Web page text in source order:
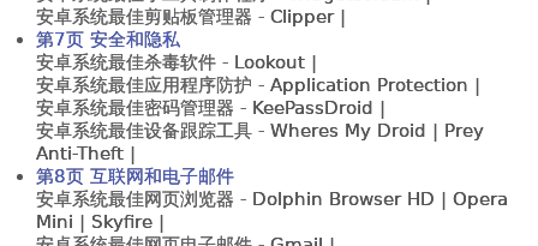
安卓系统最佳剪贴板管理器 -Clipper |
第7页 安全和隐私
安卓系统最佳杀毒软件 -Lookout |
安卓系统最佳应用程序防护 -Application Protection |
安卓系统最佳密码管理器 -KeePassDroid |
安卓系统最佳设备跟踪工具 -Wheres My Droid | Prey
Anti-Theft |
第8页 互联网和电子邮件
安卓系统最佳网页浏览器 -Dolphin Browser HD | Opera
Mini | Skyfire |